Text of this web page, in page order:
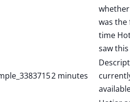
was the
time
saw
2 minutes